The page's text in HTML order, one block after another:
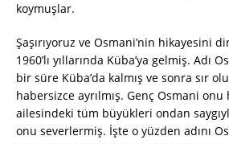
koymuşlar.
Şaşırıyoruz ve Osmani’nin hikayesini
1960’lı yıllarında Küba’ya gelmiş. Adı
bir süre Küba’da kalmış ve sonra sır
habersizce ayrılmış. Genç Osmani
ailesindeki tüm büyükleri ondan
onu severlermiş. İşte o yüzden adını